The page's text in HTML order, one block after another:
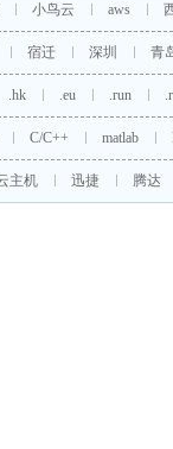
小鸟云 aws
宿迁 深圳 青
.hk .eu .run
C/C++ matlab
主机 迅捷 腾达